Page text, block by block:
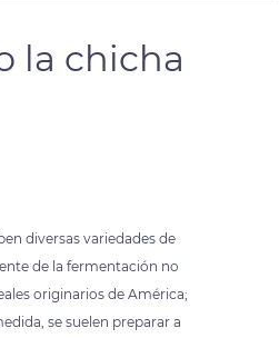
la chicha
diversas variedades de
de la fermentación no
originarios de América;
se suelen preparar a